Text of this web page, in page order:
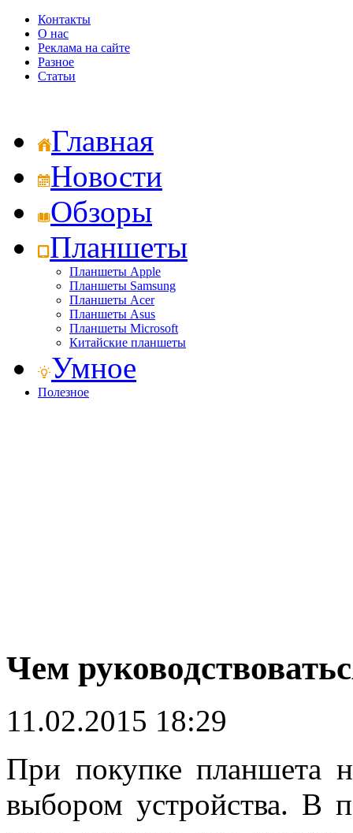
Контакты
О нас
Реклама на сайте
Разное
Статьи
Главная
Новости
Обзоры
Планшеты
Планшеты Apple
Планшеты Samsung
Планшеты Acer
Планшеты Asus
Планшеты Microsoft
Китайские планшеты
Умное
Полезное
Чем
11.02.2015 18:29
При покупке планшета
выбором устройства. В